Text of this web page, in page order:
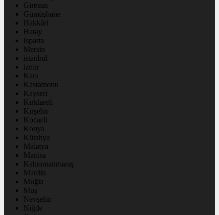
Giresun
Gümüşhane
Hakkâri
Hatay
Isparta
Mersin
istanbul
izmir
Kars
Kastamonu
Kayseri
Kırklareli
Kırşehir
Kocaeli
Konya
Kütahya
Malatya
Manisa
Kahramanmaraş
Mardin
Muğla
Muş
Nevşehir
Niğde